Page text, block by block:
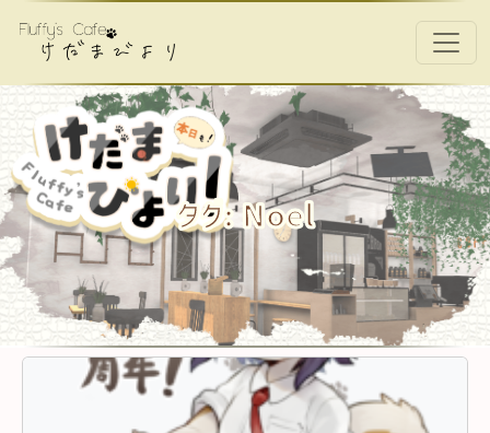
メインナビゲーション
タグ:Noel